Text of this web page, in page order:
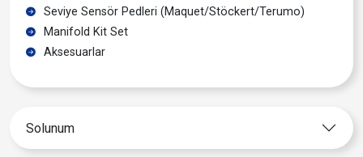
Seviye Sensör Pedleri (Maquet/Stöckert/Terumo)
Manifold Kit Set
Aksesuarlar
Solunum